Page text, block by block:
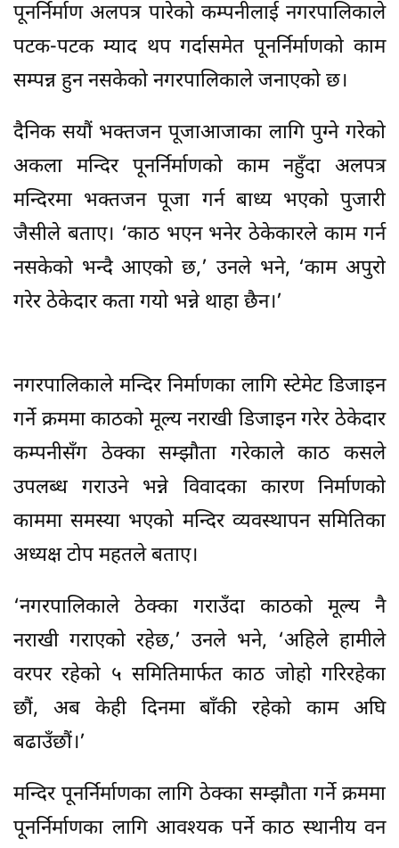
पूनर्निर्माण अलपत्र पारेको कम्पनीलाई नगरपालिकाले
पटक-पटक म्याद थप गर्दासमेत पूनर्निर्माणको काम
सम्पन्न हुन नसकेको नगरपालिकाले जनाएको छ।
दैनिक सयौं भक्तजन पूजाआजाका लागि पुग्ने गरेको
अकला मन्दिर पूनर्निर्माणको काम नहुँदा अलपत्र
मन्दिरमा भक्तजन पूजा गर्न बाध्य भएको पुजारी
जैसीले बताए। ‘काठ भएन भनेर ठेकेकारले काम गर्न
नसकेको भन्दै आएको छ,’ उनले भने, ‘काम अपुरो
गरेर ठेकेदार कता गयो भन्ने थाहा छैन।’
नगरपालिकाले मन्दिर निर्माणका लागि स्टेमेट डिजाइन
गर्ने क्रममा काठको मूल्य नराखी डिजाइन गरेर ठेकेदार
कम्पनीसँग ठेक्का सम्झौता गरेकाले काठ कसले
उपलब्ध गराउने भन्ने विवादका कारण निर्माणको
काममा समस्या भएको मन्दिर व्यवस्थापन समितिका
अध्यक्ष टोप महतले बताए।
‘नगरपालिकाले ठेक्का गराउँदा काठको मूल्य नै
नराखी गराएको रहेछ,’ उनले भने, ‘अहिले हामीले
वरपर रहेको ५ समितिमार्फत काठ जोहो गरिरहेका
छौं, अब केही दिनमा बाँकी रहेको काम अघि
बढाउँछौं।’
मन्दिर पूनर्निर्माणका लागि ठेक्का सम्झौता गर्ने क्रममा
पूनर्निर्माणका लागि आवश्यक पर्ने काठ स्थानीय वन